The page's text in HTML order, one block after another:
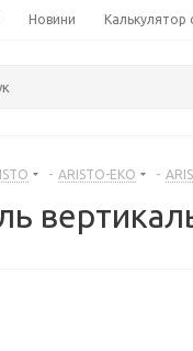
Новини Калькулятор
- ARISTO-EKO -